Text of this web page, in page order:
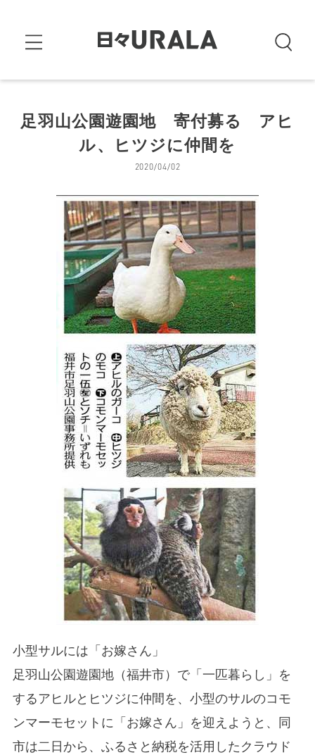
足羽山公園遊園地 寄付募る アヒ
ル、ヒツジに仲間を
2020/04/02
小型サルには「お嫁さん」
足羽山公園遊園地（福井市）で「一匹暮らし」を
するアヒルとヒツジに仲間を、小型のサルのコモ
ンマーモセットに「お嫁さん」を迎えようと、同
市は二日から、ふるさと納税を活用したクラウド